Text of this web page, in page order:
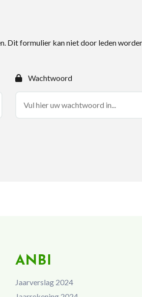
Dit formulier kan niet door leden
Wachtwoord
ANBI
Jaarverslag 2024